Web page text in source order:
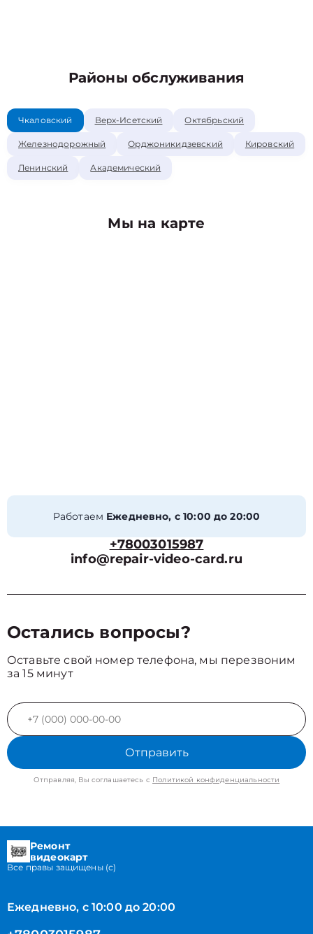
Районы обслуживания
Чкаловский Верх-Исетский Октябрьский
Железнодорожный Орджоникидзевский Кировский
Ленинский Академический
Мы на карте
Работаем Ежедневно, с 10:00 до 20:00
+78003015987
info@repair-video-card.ru
Остались вопросы?
Оставьте свой номер телефона, мы перезвоним
за 15 минут
Отправить
Отправляя, Вы соглашаетесь с Политикой конфиденциальности
Ремонт
видеокарт
Все правы защищены (с)
Ежедневно, с 10:00 до 20:00